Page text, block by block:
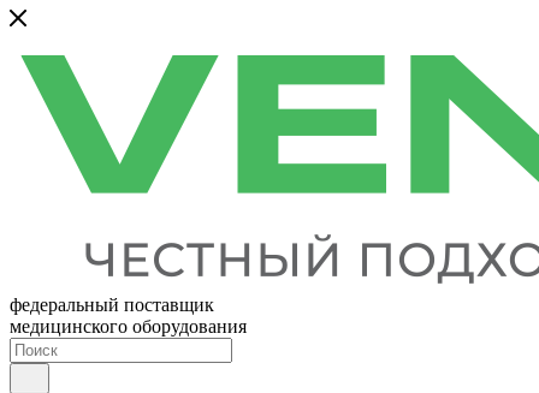
федеральный поставщик
медицинского оборудования